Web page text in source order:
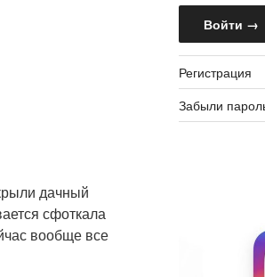
дачный
сфоткала
вообще все
Регистрация
Забыли